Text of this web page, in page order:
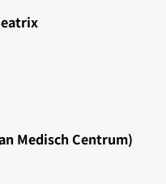
Medisch Centrum)